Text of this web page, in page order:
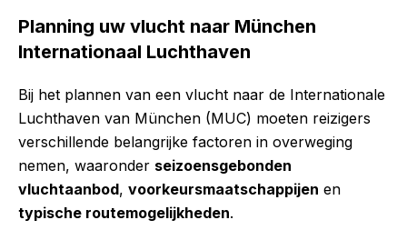
Planning uw vlucht naar München
Internationaal Luchthaven
Bij het plannen van een vlucht naar de Internationale
Luchthaven van München (MUC) moeten reizigers
verschillende belangrijke factoren in overweging
nemen, waaronder seizoensgebonden
vluchtaanbod, voorkeursmaatschappijen en
typische routemogelijkheden.